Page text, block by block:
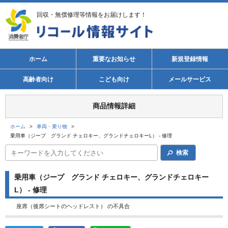
回収・無償修理等情報をお届けします！
ホーム 重要なお知らせ 新規登録情報
高齢者向け こども向け メールサービス
商品情報詳細
ホーム > 車両・乗り物
>
乗用車（ジープ グランド チェロキー、グランドチェロキーL） - 修理
検索
乗用車（ジープ グランド チェロキー、グランドチェロキー
L） - 修理
座席（後席シートのヘッドレスト） の不具合